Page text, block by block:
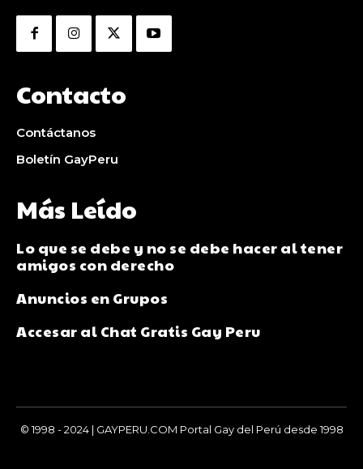
Contacto
Contáctanos
Boletín GayPeru
Más Leído
Lo que se debe y no se debe hacer al tener
amigos con derecho
Anuncios en Grupos
Accesar al Chat Gratis Gay Peru
© 1998 - 2024 | GAYPERU.COM Portal Gay del Perú desde 1998